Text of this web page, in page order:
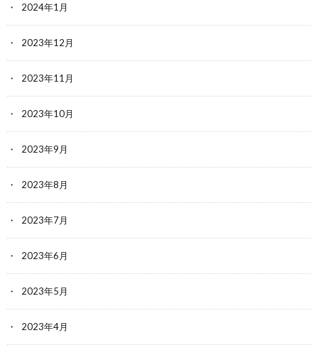
2024年1月
2023年12月
2023年11月
2023年10月
2023年9月
2023年8月
2023年7月
2023年6月
2023年5月
2023年4月